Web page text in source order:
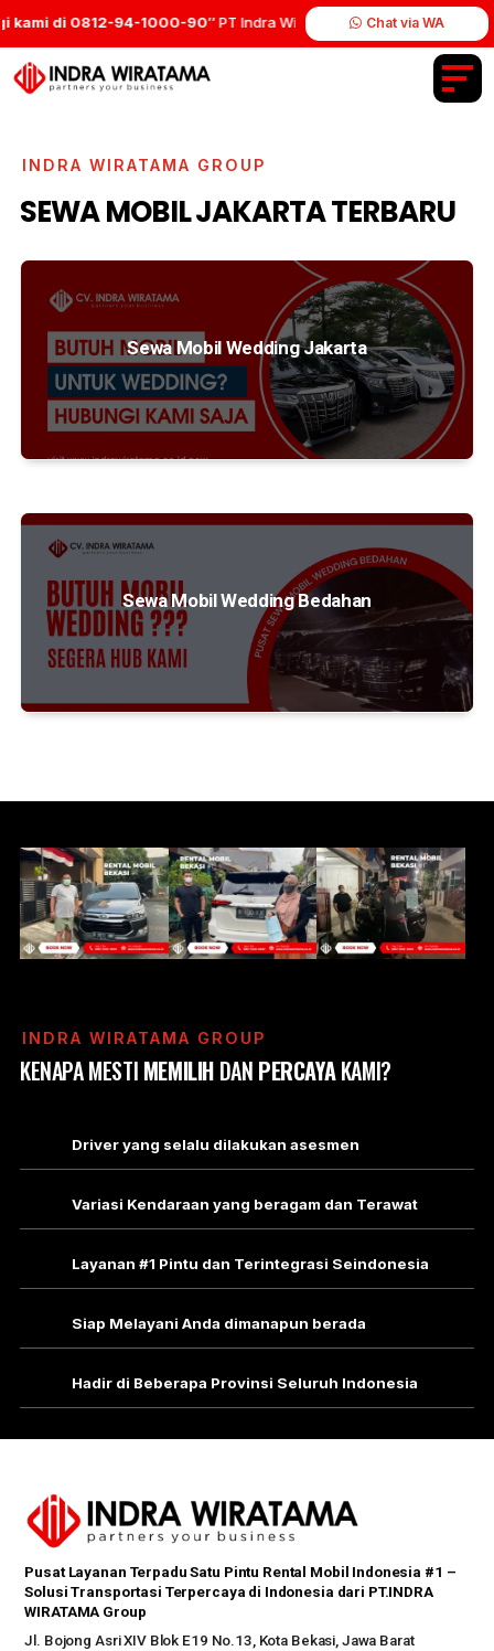
di 0812-94-1000-90″PT Indra Wiratama Group.Chat via WA
INDRA WIRATAMA GROUP
SEWA MOBIL JAKARTA TERBARU
Sewa Mobil Wedding Jakarta
Sewa Mobil Wedding Bedahan
INDRA WIRATAMA GROUP
KENAPA MESTI MEMILIHDAN PERCAYAKAMI?
Driver yang selalu dilakukan asesmen
Variasi Kendaraan yang beragam dan Terawat
Layanan #1 Pintu dan Terintegrasi Seindonesia
Siap Melayani Anda dimanapun berada
Hadir di Beberapa Provinsi Seluruh Indonesia
Pusat Layanan Terpadu Satu Pintu Rental Mobil Indonesia #1 –
Solusi Transportasi Terpercaya di Indonesia dari PT.INDRA
WIRATAMA Group
Jl. Bojong Asri XIV Blok E19 No.13, Kota Bekasi, Jawa Barat